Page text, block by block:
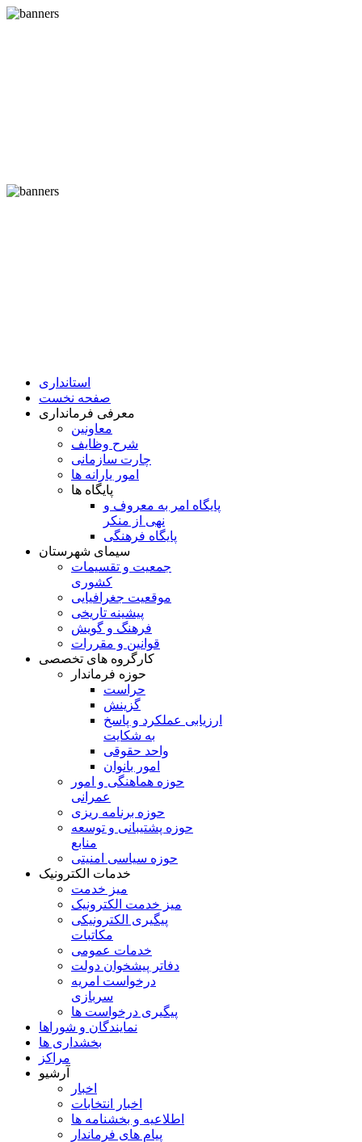
استانداری
صفحه نخست
معرفی فرمانداری
معاونین
شرح وظایف
چارت سازمانی
امور یارانه ها
پایگاه ها
پایگاه امر به معروف و
نهی از منکر
پایگاه فرهنگی
سیمای شهرستان
جمعیت و تقسیمات
کشوری
موقعیت جغرافیایی
پیشینه تاریخی
فرهنگ و گویش
قوانین و مقررات
کارگروه های تخصصی
حوزه فرماندار
حراست
گزینش
ارزيابی عملکرد و پاسخ
به شکايت
واحد حقوقی
امور بانوان
حوزه هماهنگی و امور
عمرانی
حوزه برنامه ريزی
حوزه پشتيبانی و توسعه
منابع
حوزه سیاسی امنیتی
خدمات الکترونیک
میز خدمت
میز خدمت الکترونیک
پیگیری الکترونیکی
مکاتبات
خدمات عمومی
دفاتر پیشخوان دولت
درخواست امریه
سربازی
پیگیری درخواست ها
نمایندگان و شوراها
بخشداری ها
مراکز
آرشیو
اخبار
اخبار انتخابات
اطلاعیه و بخشنامه ها
پیام های فرماندار